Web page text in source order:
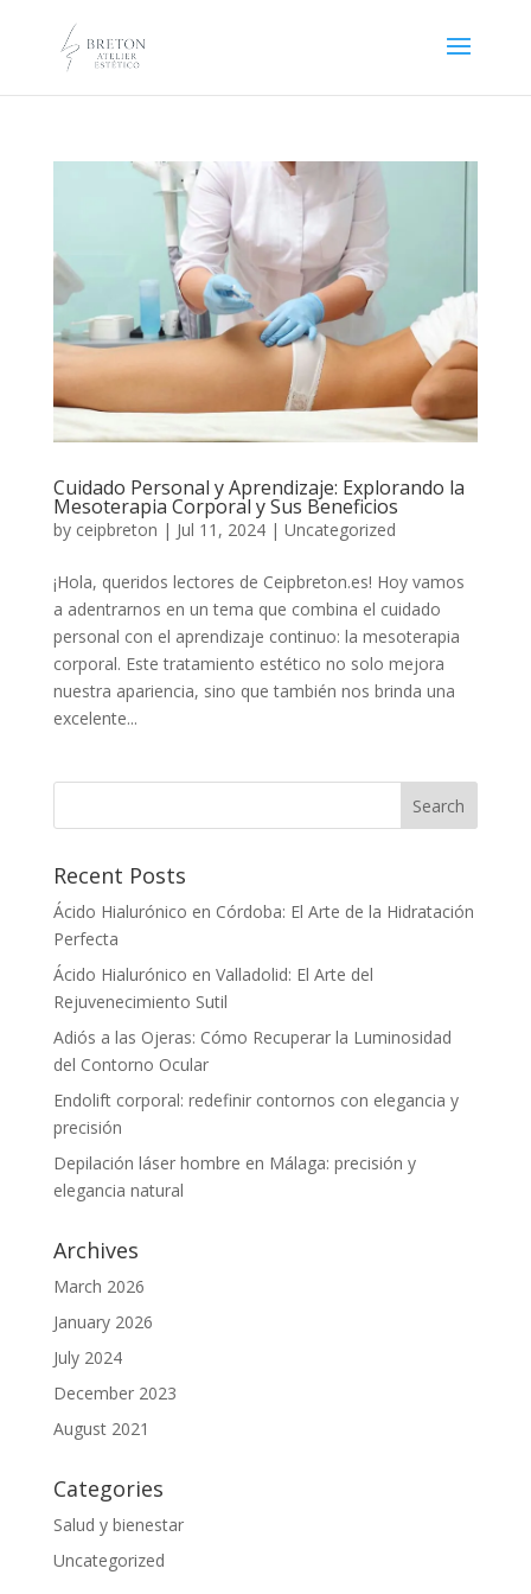
Cuidado Personal y Aprendizaje: Explorando la
Mesoterapia Corporal y Sus Beneficios
by ceipbreton | Jul 11, 2024| Uncategorized
¡Hola, queridos lectores de Ceipbreton.es! Hoy vamos
a adentrarnos en un tema que combina el cuidado
personal con el aprendizaje continuo: la mesoterapia
corporal. Este tratamiento estético no solo mejora
nuestra apariencia, sino que también nos brinda una
excelente...
Recent Posts
Ácido Hialurónico en Córdoba: El Arte de la Hidratación
Perfecta
Ácido Hialurónico en Valladolid: El Arte del
Rejuvenecimiento Sutil
Adiós a las Ojeras: Cómo Recuperar la Luminosidad
del Contorno Ocular
Endolift corporal: redefinir contornos con elegancia y
precisión
Depilación láser hombre en Málaga: precisión y
elegancia natural
Archives
March 2026
January 2026
July 2024
December 2023
August 2021
Categories
Salud y bienestar
Uncategorized